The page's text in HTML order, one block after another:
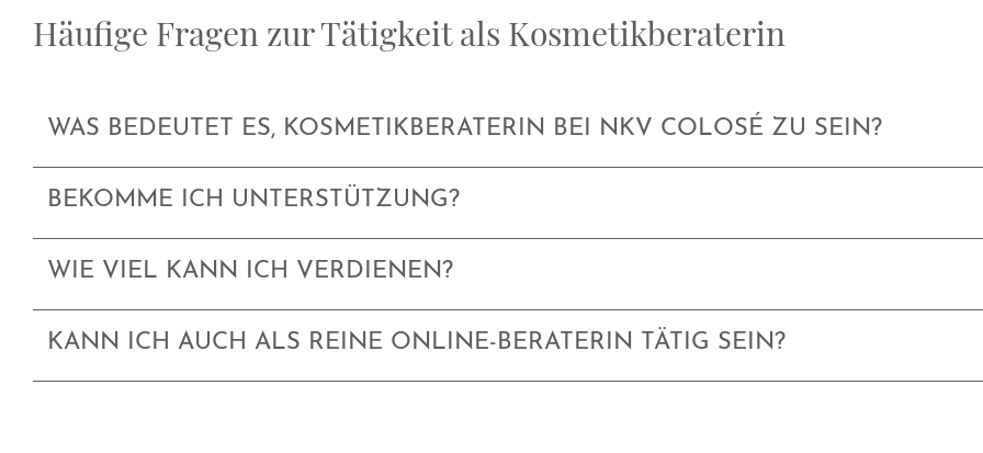
Häufige Fragen zur Tätigkeit als Kosmetikberaterin
WAS BEDEUTET ES, KOSMETIKBERATERIN BEI NKV COLOSÉ ZU SEIN?
BEKOMME ICH UNTERSTÜTZUNG?
WIE VIEL KANN ICH VERDIENEN?
KANN ICH AUCH ALS REINE ONLINE-BERATERIN TÄTIG SEIN?